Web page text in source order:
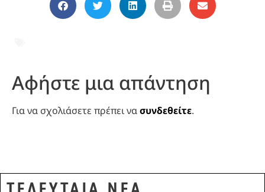
Αφήστε μια απάντηση
Για να σχολιάσετε πρέπει νασυνδεθείτε.